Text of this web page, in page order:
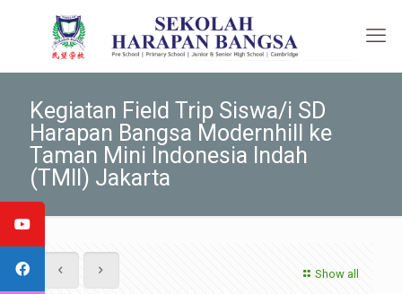
Kegiatan Field Trip Siswa/i SD
Harapan Bangsa Modernhill ke
Taman Mini Indonesia Indah
(TMII) Jakarta
Show all